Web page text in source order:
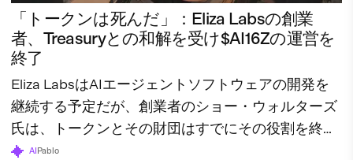
「トークンは死んだ」：Eliza Labsの創業
者、Treasuryとの和解を受け$AI16Zの運営を
終了
Eliza LabsはAIエージェントソフトウェアの開発を
継続する予定だが、創業者のショー・ウォルターズ
氏は、トークンとその財団はすでにその役割を終え
たと述べている。
AI Pablo